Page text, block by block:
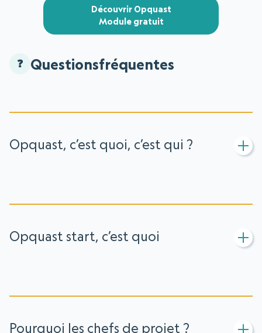
Découvrir Opquast
Module gratuit
Questionsfréquentes
Opquast, c’est quoi, c’est qui ?
Opquast start, c’est quoi
Pourquoi les chefs de projet ?